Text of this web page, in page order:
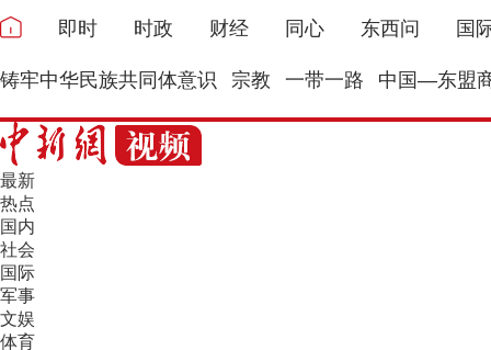
即时 时政 财经 同心 东西问 国
铸牢中华民族共同体意识 宗教 一带一路 中国—东盟
最新
热点
国内
社会
国际
军事
文娱
体育